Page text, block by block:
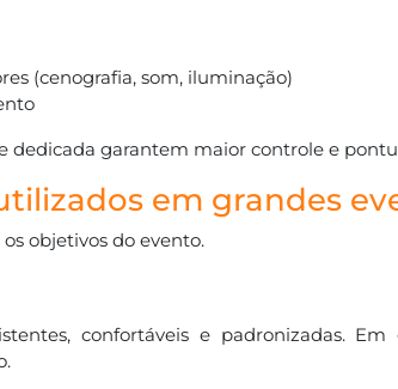
(cenografia, som, iluminação)
dedicada garantem maior controle e
em grandes
objetivos do evento.
confortáveis e padronizadas.